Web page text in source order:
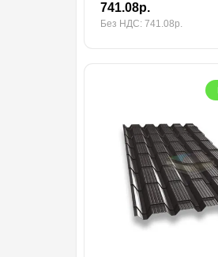
741.08р.
Без НДС: 741.08р.